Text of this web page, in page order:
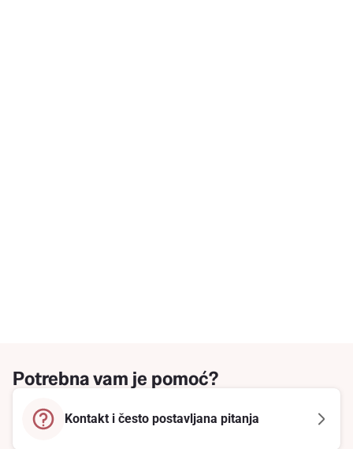
Potrebna vam je pomoć?
Kontakt i često postavljana pitanja